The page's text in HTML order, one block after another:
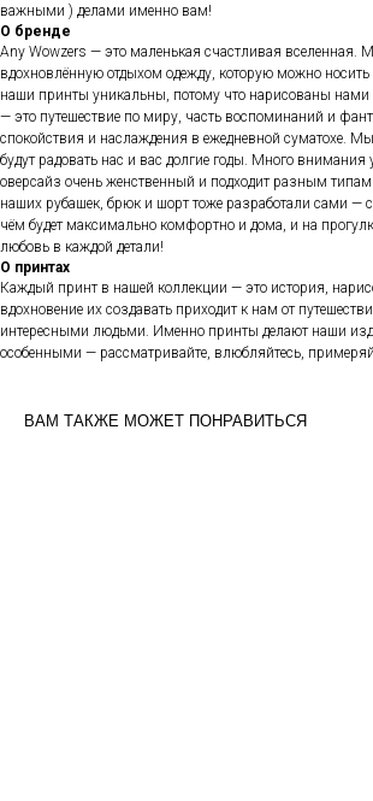
важными ) делами именно вам!
О бренде
Any Wowzers — это маленькая счастливая вселенная.
вдохновлённую отдыхом одежду, которую можно носить
наши принты уникальны, потому что нарисованы
— это путешествие по миру, часть воспоминаний и
спокойствия и наслаждения в ежедневной суматохе.
будут радовать нас и вас долгие годы. Много внимания
оверсайз очень женственный и подходит разным
наших рубашек, брюк и шорт тоже разработали сами —
чём будет максимально комфортно и дома, и на
любовь в каждой детали!
О принтах
Каждый принт в нашей коллекции — это история,
вдохновение их создавать приходит к нам от
интересными людьми. Именно принты делают наши
особенными — рассматривайте, влюбляйтесь,
ВАМ ТАКЖЕ МОЖЕТ ПОНРАВИТЬСЯ